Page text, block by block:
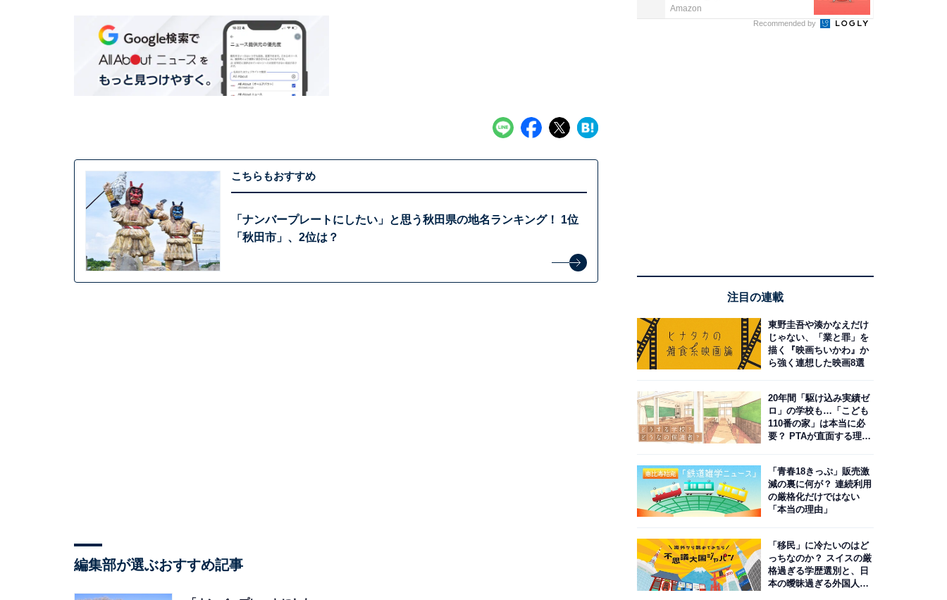
こちらもおすすめ
「ナンバープレートにしたい」と思う秋田県の地名ランキング！ 1位
「秋田市」、2位は？
編集部が選ぶおすすめ記事
Amazon
Recommended by
注目の連載
東野圭吾や湊かなえだけ
じゃない、「業と罪」を
描く『映画ちいかわ』か
ら強く連想した映画8選
20年間「駆け込み実績ゼ
ロ」の学校も…「こども
110番の家」は本当に必
要？ PTAが直面する理想
「青春18きっぷ」販売激
減の裏に何が？ 連続利用
の厳格化だけではない
「本当の理由」
「移民」に冷たいのはど
っちなのか？ スイスの厳
格過ぎる学歴選別と、日
本の曖昧過ぎる外国人政